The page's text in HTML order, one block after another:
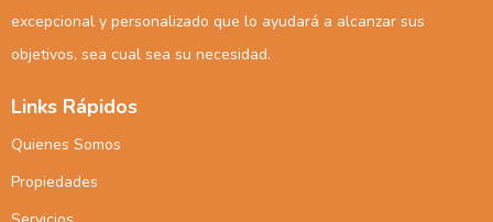
excepcional y personalizado que lo ayudará a alcanzar sus
objetivos, sea cual sea su necesidad.
Links Rápidos
Quienes Somos
Propiedades